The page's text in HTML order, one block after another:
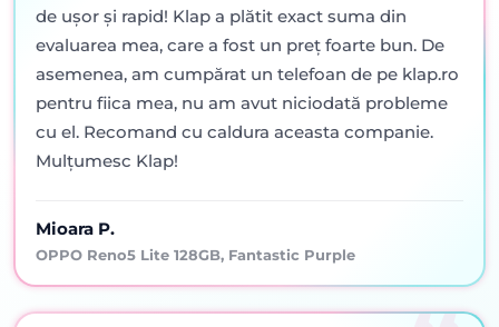
de ușor și rapid! Klap a plătit exact suma din
evaluarea mea, care a fost un preț foarte bun. De
asemenea, am cumpărat un telefoan de pe klap.ro
pentru fiica mea, nu am avut niciodată probleme
cu el. Recomand cu caldura aceasta companie.
Mulțumesc Klap!
Mioara P.
OPPO Reno5 Lite 128GB, Fantastic Purple